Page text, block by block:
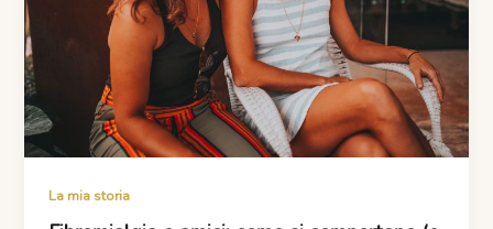
La mia storia